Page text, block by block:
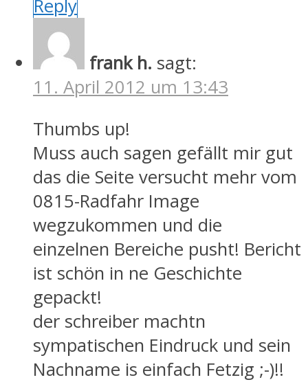
Reply
frank h. sagt:
11. April 2012 um 13:43
Thumbs up!
Muss auch sagen gefällt mir gut
das die Seite versucht mehr vom
0815-Radfahr Image
wegzukommen und die
einzelnen Bereiche pusht! Bericht
ist schön in ne Geschichte
gepackt!
der schreiber machtn
sympatischen Eindruck und sein
Nachname is einfach Fetzig ;-)!!